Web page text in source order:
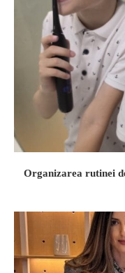
Organizarea rutinei